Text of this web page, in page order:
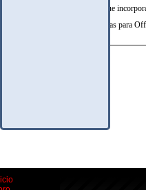
por el cliente, a la vez que